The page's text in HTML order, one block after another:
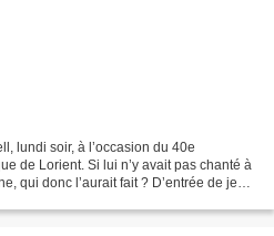
lundi soir, à l’occasion du 40e
de Lorient. Si lui n’y avait pas chanté à
qui donc l’aurait fait ? D’entrée de jeu,